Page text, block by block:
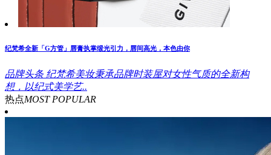
纪梵希全新「G方管」唇膏执掌缎光引力，唇间高光，本色由你
品牌头条 纪梵希美妆秉承品牌时装屋对女性气质的全新构
想，以纪式美学艺..
热点MOST POPULAR